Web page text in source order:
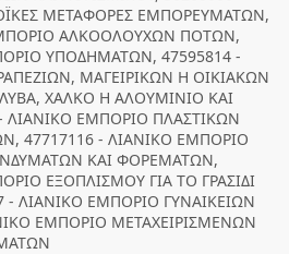
ΜΕΤΑΦΟΡΕΣ ΕΜΠΟΡΕΥΜΑΤΩΝ,
ΑΛΚΟΟΛΟΥΧΩΝ ΠΟΤΩΝ,
ΥΠΟΔΗΜΑΤΩΝ, 47595814 -
ΜΑΓΕΙΡΙΚΩΝ Η ΟΙΚΙΑΚΩΝ
ΧΑΛΚΟ Η ΑΛΟΥΜΙΝΙΟ ΚΑΙ
ΛΙΑΝΙΚΟ ΕΜΠΟΡΙΟ ΠΛΑΣΤΙΚΩΝ
47717116 - ΛΙΑΝΙΚΟ ΕΜΠΟΡΙΟ
ΚΑΙ ΦΟΡΕΜΑΤΩΝ,
ΕΞΟΠΛΙΣΜΟΥ ΓΙΑ ΤΟ ΓΡΑΣΙΔΙ
- ΛΙΑΝΙΚΟ ΕΜΠΟΡΙΟ ΓΥΝΑΙΚΕΙΩΝ
ΕΜΠΟΡΙΟ ΜΕΤΑΧΕΙΡΙΣΜΕΝΩΝ